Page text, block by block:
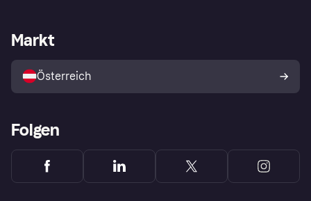
Shops entdecken
Händlerportal
Markt
Österreich
Folgen